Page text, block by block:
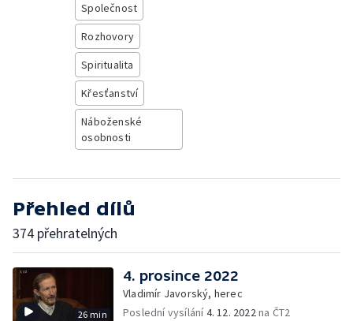
Společnost
Rozhovory
Spiritualita
Křesťanství
Náboženské
osobnosti
Přehled dílů
374 přehratelných
26 min
4. prosince 2022
Vladimír Javorský, herec
Poslední vysílání4. 12. 2022na ČT2